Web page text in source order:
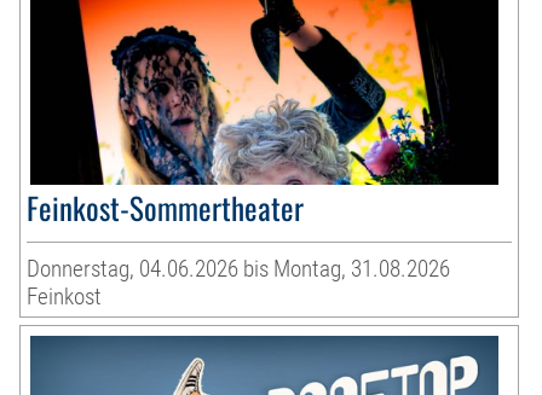
Feinkost-Sommertheater
Donnerstag, 04.06.2026 bis Montag, 31.08.2026
Feinkost